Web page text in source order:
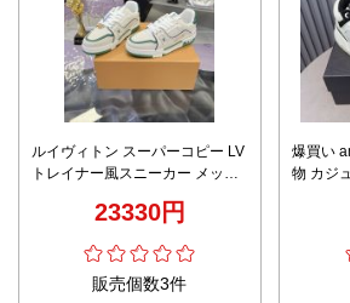
ルイヴィトン スーパーコピー LV
トレイナー風スニーカー メッシ
23330円
販売個数3件
爆買い
物 カジ